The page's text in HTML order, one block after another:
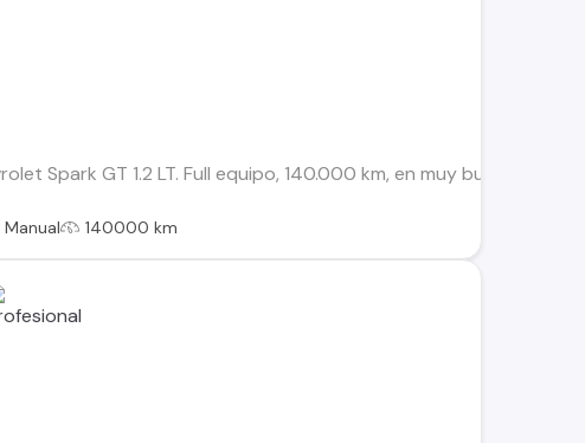
Spark GT 1.2 LT. Full equipo, 140.000 km, en muy buen
Manual 140000 km